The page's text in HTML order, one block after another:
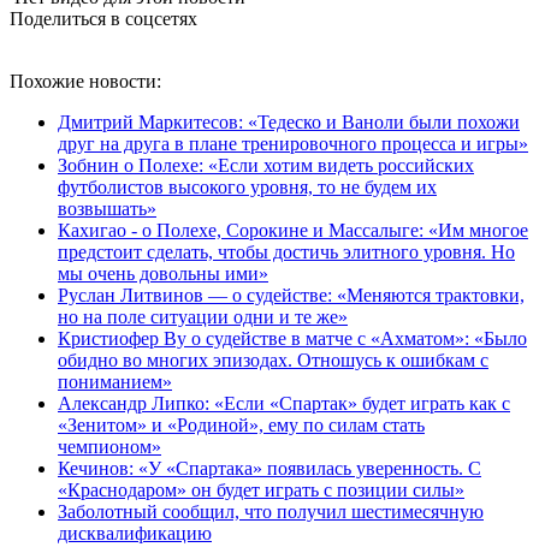
Поделиться в соцсетях
Похожие новости:
Дмитрий Маркитесов: «Тедеско и Ваноли были похожи
друг на друга в плане тренировочного процесса и игры»
Зобнин о Полехе: «Если хотим видеть российских
футболистов высокого уровня, то не будем их
возвышать»
Кахигао - о Полехе, Сорокине и Массалыге: «Им многое
предстоит сделать, чтобы достичь элитного уровня. Но
мы очень довольны ими»
Руслан Литвинов — о судействе: «Меняются трактовки,
но на поле ситуации одни и те же»
Кристиофер Ву о судействе в матче с «Ахматом»: «Было
обидно во многих эпизодах. Отношусь к ошибкам с
пониманием»
Александр Липко: «Если «Спартак» будет играть как с
«Зенитом» и «Родиной», ему по силам стать
чемпионом»
Кечинов: «У «Спартака» появилась уверенность. С
«Краснодаром» он будет играть с позиции силы»
Заболотный сообщил, что получил шестимесячную
дисквалификацию